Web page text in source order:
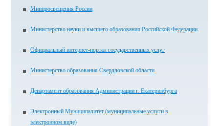
Минпросвещения России
Министерство науки и высшего образования Российской Федерации
Официальный интернет-портал государственных услуг
Министерство образования Свердловской области
Департамент образования Администрации г. Екатеринбурга
Электронный Муниципалитет (муниципальные услуги в
электронном виде)